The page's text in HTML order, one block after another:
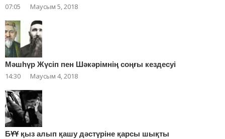
07:05 Маусым 5, 2018
Мәшһүр Жүсіп пен Шәкәрімнің соңғы кездесуі
14:30 Маусым 4, 2018
БҰҰ қыз алып қашу дәстүріне қарсы шықты